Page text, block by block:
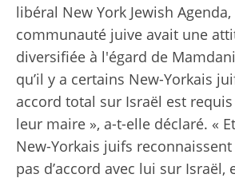
libéral New York Jewish
communauté juive avait une
diversifiée à l'égard de
qu’il y a certains New-Yorkais
accord total sur Israël est
leur maire », a-t-elle déclaré. «
New-Yorkais juifs reconnaissent
pas d’accord avec lui sur Israël,